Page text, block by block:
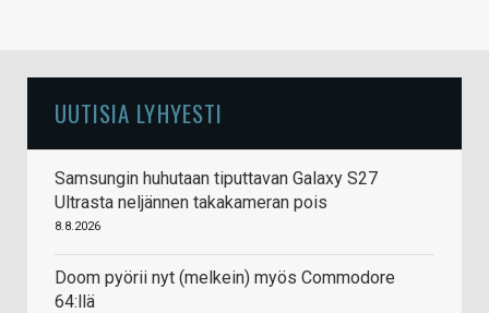
UUTISIA LYHYESTI
Samsungin huhutaan tiputtavan Galaxy S27
Ultrasta neljännen takakameran pois
8.8.2026
Doom pyörii nyt (melkein) myös Commodore
64:llä